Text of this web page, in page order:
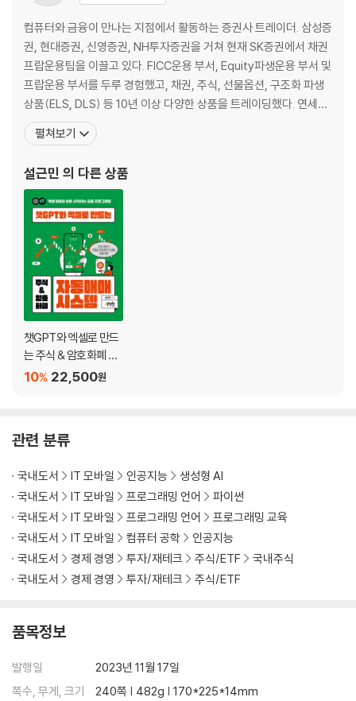
__UI 만들어보기 40
__파이썬 코드 만들기 44
__EXE 실행 파일 만들기 48
트레이더와 코딩: 트레이딩에 코딩을 어떻게 사용하나요? 53
CHAPTER 03 챗GPT를 활용한 금융 데이터 수집
3.1 챗GPT 질문법 58
__주식 데이터 수집 목표 및 질문 구성 61
__챗GPT 답변의 오류 수정하기 66
__최종 수정된 답변으로 데이터 확인하기 71
3.3 암호화폐 데이터 수집 72
__암호화폐 데이터 수집 목표 및 질문 구성 73
__챗GPT 답변으로부터 최종 데이터 확인 76
트레이더와 코딩: 트레이더에게 어느 정도의 코딩 능력이 필요한가요? 77
CHAPTER 04 챗GPT를 활용한 금융 데이터 분석
4.1 텐서플로란? 82
4.2 기초 데이터 분석 83
__챗GPT로 상관계수 분석 87
4.3 주식 예측 모델 만들기 98
__주식 예측 모델 정하기 98
__주식 예측 모델에 대한 질문 구성 100
__챗GPT의 주식 가격 예측 데이터 확인 103
4.4 암호화폐 예측 모델 만들기 104
__암호화폐 예측 모델 정하기 104
트레이더와 코딩: 프로그래밍 능력이 커리어에 얼마나 도움을 주는가? 11
CHAPTER 05 실전 시스템 만들기
컴퓨터와 금융이 만나는 지점에서 활동하는 증권사 트레이더. 삼성증
권, 현대증권, 신영증권, NH투자증권을 거쳐 현재 SK증권에서 채권
프랍운용팀을 이끌고 있다. FICC운용 부서, Equity파생운용 부서 및
프랍운용 부서를 두루 경험했고, 채권, 주식, 선물옵션, 구조화 파생
상품(ELS, DLS) 등 10년 이상 다양한 상품을 트레이딩했다. 연세대
학교에서 컴퓨터산업공학을 전공하고 KAIST 금융전문대학원에서
금융공학을 전공했으며, 전문적 금융 지식과 다양한 통계적 분석 기
하다. 감에 의존한 거래가 아닌 데이
펼쳐보기
설근민 의 다른 상품
챗GPT와 엑셀로 만드
는 주식 & 암호화폐 자
동매매 시스템
22,500원
10%
관련 분류
국내도서 IT 모바일 인공지능
생성형 AI
국내도서
IT 모바일 프로그래밍 언어
파이썬
국내도서
IT 모바일 프로그래밍 언어
프로그래밍 교육
국내도서
IT 모바일 컴퓨터 공학
인공지능
국내도서
경제 경영 투자/재테크 주식/ETF
국내주식
국내도서
경제 경영 투자/재테크 주식/ETF
품목정보
발행일
2023년 11월 17일
쪽수, 무게, 크기
240쪽 | 482g | 170*225*14mm